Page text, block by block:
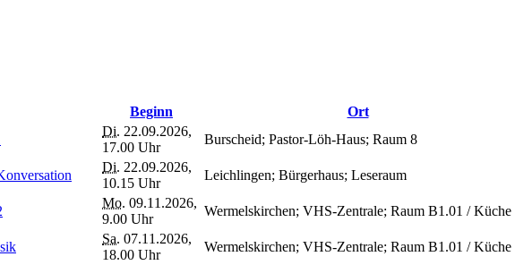
Beginn Ort
Di. 22.09.2026,
17.00 Uhr
Burscheid; Pastor-Löh-Haus; Raum 8
Di. 22.09.2026,
10.15 Uhr
Leichlingen; Bürgerhaus; Leseraum
Mo. 09.11.2026,
9.00 Uhr
Wermelskirchen; VHS-Zentrale; Raum B1.01 / Küche
Sa. 07.11.2026,
18.00 Uhr
Wermelskirchen; VHS-Zentrale; Raum B1.01 / Küche